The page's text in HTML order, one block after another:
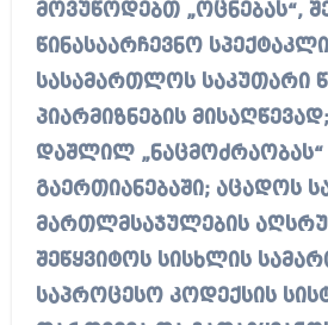
მოვუწოდებთ „ოცნებას“,
წინასაარჩევნო
სასამართლოს საკუთარი
პიარმიზნების
დაშლილ
გაერთიანებაში; აცადოს
მართლმსაჯულების
შეწყვიტოს სისხლის
საპროცესო კოდექსის